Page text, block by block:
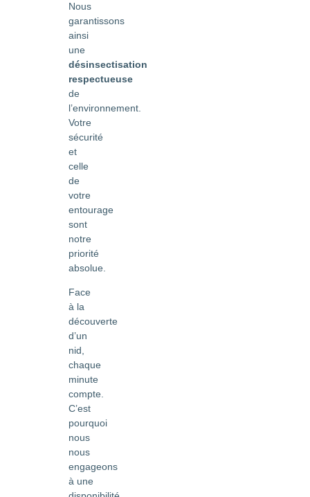
Nous
garantissons
ainsi
une
désinsectisation
respectueuse
de
l’environnement.
Votre
sécurité
et
celle
de
votre
entourage
sont
notre
priorité
absolue.
Face
à la
découverte
d’un
nid,
chaque
minute
compte.
C’est
pourquoi
nous
nous
engageons
à une